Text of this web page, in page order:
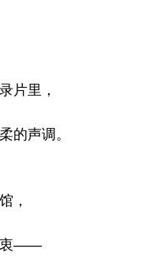
片里，
的声调。
，
衷——